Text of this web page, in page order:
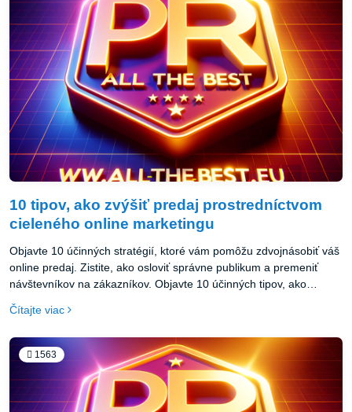
10 tipov, ako zvýšiť predaj prostredníctvom
cieleného online marketingu
Objavte 10 účinných stratégií, ktoré vám pomôžu zdvojnásobiť váš
online predaj. Zistite, ako osloviť správne publikum a premeniť
návštevníkov na zákazníkov. Objavte 10 účinných tipov, ako
predaj. Naučte sa využívať SEO, obsahový marketing, reklamné
premenu návštevníkov na zákazníkov.
Čítajte viac
1563